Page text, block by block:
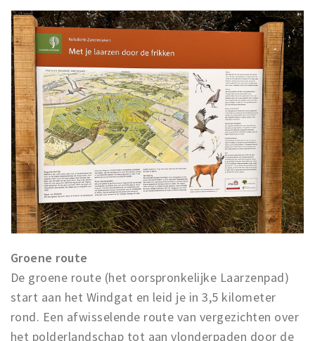
Andere City Apps
Inloggen
Groene route
De groene route (het oorspronkelijke Laarzenpad)
start aan het Windgat en leid je in 3,5 kilometer
rond. Een afwisselende route van vergezichten over
het polderlandschap tot aan vlonderpaden door de